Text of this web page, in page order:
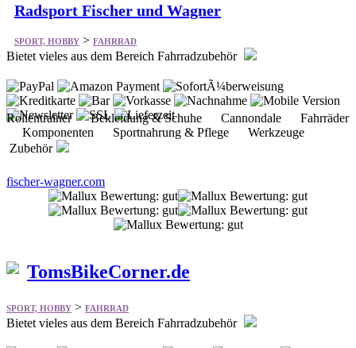
Radsport Fischer und Wagner
SPORT, HOBBY > FAHRRAD
Bietet vieles aus dem Bereich Fahrradzubehör
Rollentrainer Bekleidung & Schuhe Cannondale Fahrräder
Komponenten Sportnahrung & Pflege Werkzeuge
Zubehör
fischer-wagner.com
TomsBikeCorner.de
SPORT, HOBBY > FAHRRAD
Bietet vieles aus dem Bereich Fahrradzubehör